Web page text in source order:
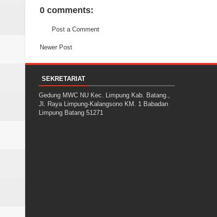
0 comments:
Post a Comment
Newer Post
SEKRETARIAT
Gedung MWC NU Kec. Limpung Kab. Batang.,
Jl. Raya Limpung-Kalangsono KM. 1 Babadan
Limpung Batang 51271